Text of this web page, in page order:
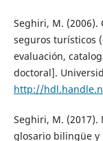
Seghiri, M.
seguros turísticos
evaluación,
doctoral].
http://
Seghiri, M.
glosario bilingüe y